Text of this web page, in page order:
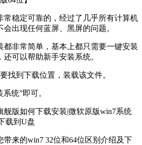
常稳定可靠的，经过了几乎所有计算机
出现任何蓝屏、黑屏的问题。
都非常简单，基本上都只需要一键安装
可以帮助新手安装系统。
找到下载位置，装载该文件。
统”即可。
舰版如何下载安装|微软原版win7系统
载到U盘
带来的win7 32位和64位区别介绍及下